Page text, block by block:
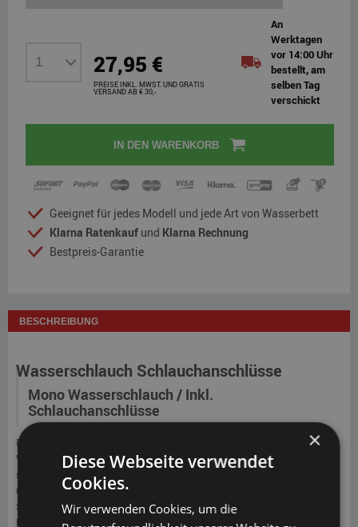
27,95 €
PREISE INKL. MWST. UND GRATIS
VERSAND AB € 30,-
An
Werktagen
vor 14:00 Uhr
bestellt, am
selben Tag
verschickt
IN DEN WARENKORB
Geeignet für jedes Modell und jede Art von Wasserbett
Klarna Ratenkauf und Klarna Rechnung
Bestpreis-Garantie
BESCHREIBUNG
Wasserschlauch Schlauchanschlüsse
Mono Wasserschlauch / Inkl.
Schlauchanschlüsse
Es ist ratsam, zum Füllen Ihrer Wassermatratze einen neuen
Wasserschlauch zu benutzen. In einem gebrauchten Schlauch können
sich Bakterien befinden. Wenn sie in Ihrer Matratze landen, wird das
unangenehme Folgen für Sie haben. In diesem Set finden Sie alles was
Sie brauchen, um Ihre Einzel Wassermatratze einfach zu füllen. Das
Füllset Duo ist geeignet für Ihre Doppel Wassermatratzen. Verwenden
×
Diese Webseite verwendet
Cookies.
Wir verwenden Cookies, um die